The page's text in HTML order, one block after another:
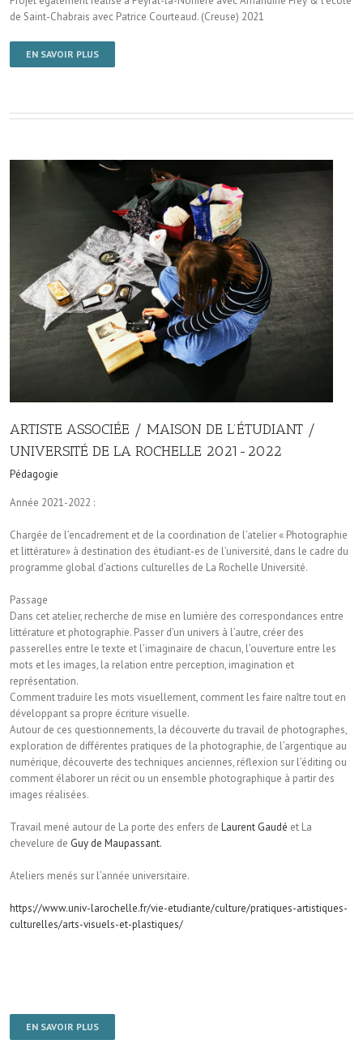
de Saint-Chabrais avec Patrice Courteaud. (Creuse) 2021
EN SAVOIR PLUS
ARTISTE ASSOCIÉE / MAISON DE L’ÉTUDIANT /
UNIVERSITÉ DE LA ROCHELLE 2021-2022
Pédagogie
Année 2021-2022 :
Chargée de l’encadrement et de la coordination de l’atelier « Photographie
et littérature» à destination des étudiant-es de l’université, dans le cadre du
programme global d’actions culturelles de La Rochelle Université.
Passage
Dans cet atelier, recherche de mise en lumière des correspondances entre
littérature et photographie. Passer d’un univers à l’autre, créer des
passerelles entre le texte et l’imaginaire de chacun, l’ouverture entre les
mots et les images, la relation entre perception, imagination et
représentation.
Comment traduire les mots visuellement, comment les faire naître tout en
développant sa propre écriture visuelle.
Autour de ces questionnements, la découverte du travail de photographes,
exploration de différentes pratiques de la photographie, de l’argentique au
numérique, découverte des techniques anciennes, réflexion sur l’éditing ou
comment élaborer un récit ou un ensemble photographique à partir des
images réalisées.
Travail mené autour de La porte des enfers de Laurent Gaudé et La
chevelure de Guy de Maupassant.
Ateliers menés sur l’année universitaire.
https://www.univ-larochelle.fr/vie-etudiante/culture/pratiques-artistiques-
culturelles/arts-visuels-et-plastiques/
EN SAVOIR PLUS